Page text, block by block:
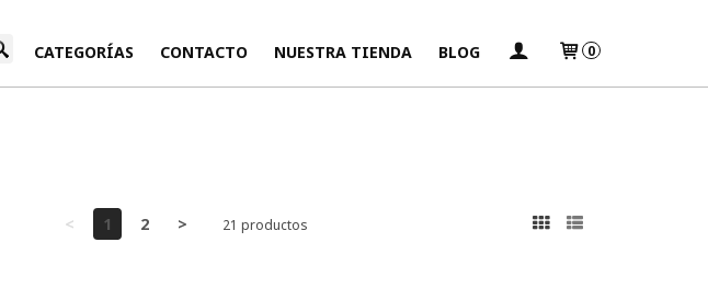
CATEGORÍAS CONTACTO NUESTRA TIENDA BLOG 0
< 1 2 > 21 productos